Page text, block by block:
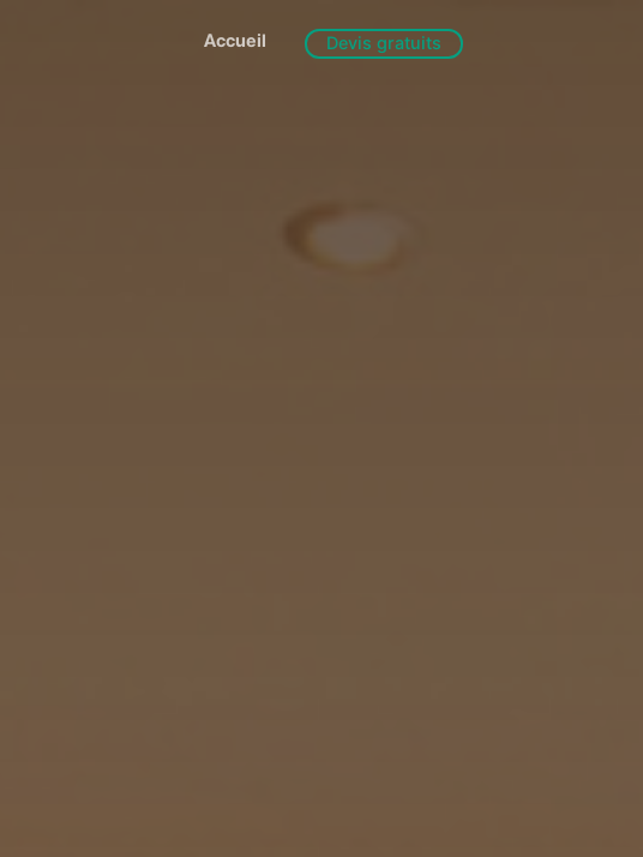
Accueil Devis gratuits